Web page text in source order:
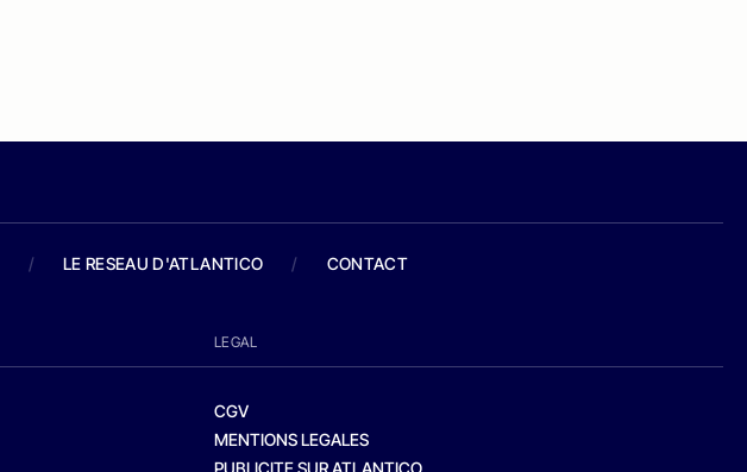
/ LE RESEAU D'ATLANTICO / CONTACT
LEGAL
CGV
MENTIONS LEGALES
PUBLICITE SUR ATLANTICO